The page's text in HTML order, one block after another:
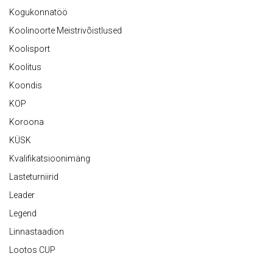
Kogukonnatöö
Koolinoorte Meistrivõistlused
Koolisport
Koolitus
Koondis
KOP
Koroona
KÜSK
Kvalifikatsioonimäng
Lasteturniirid
Leader
Legend
Linnastaadion
Lootos CUP